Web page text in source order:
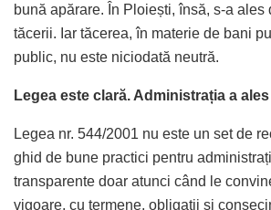
bună apărare. În Ploiești, însă, s-a ales
tăcerii. Iar tăcerea, în materie de bani
public, nu este niciodată neutră.
Legea este clară. Administrația a
Legea nr. 544/2001 nu este un set de
ghid de bune practici pentru
transparente doar atunci când le
vigoare, cu termene, obligații și